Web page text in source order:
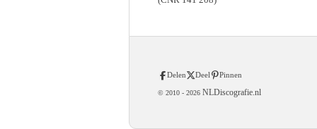
Delen Deel Pinnen
© 2010 - 2026 NLDiscografie.nl